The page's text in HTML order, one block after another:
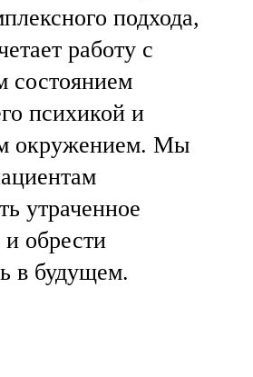
подхода,
работу с
состоянием
психикой и
окружением. Мы
утраченное
и обрести
в будущем.